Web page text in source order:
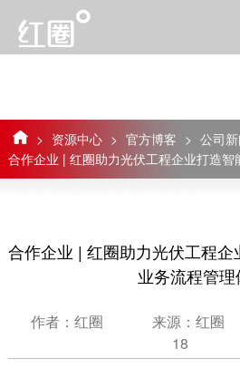
> 资源中心 > 官方博客 > 公司
合作企业 | 红圈助力光伏工程企业打造
理体系
合作企业 | 红圈助力光伏工程
业务流程管理
作者：红圈 来源：红圈
18